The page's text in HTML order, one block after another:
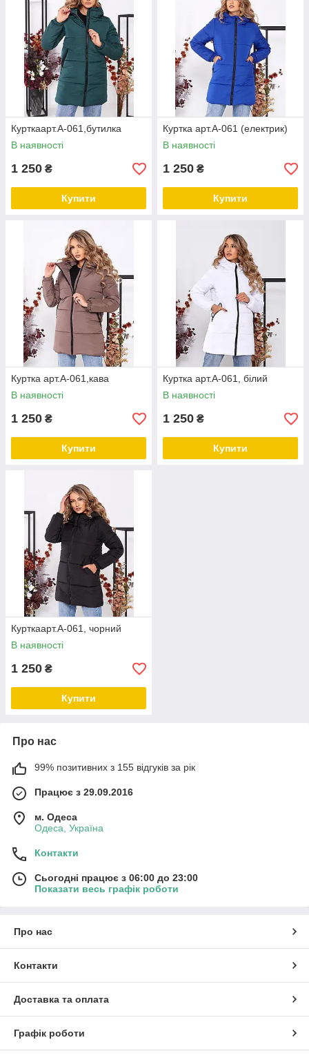
Курткаарт.А-061,бутилка
В наявності
1 250 ₴
Купити
Куртка арт.А-061 (електрик)
В наявності
1 250 ₴
Купити
Куртка арт.А-061,кава
В наявності
1 250 ₴
Купити
Куртка арт.А-061, білий
В наявності
1 250 ₴
Купити
Курткаарт.А-061, чорний
В наявності
1 250 ₴
Купити
Про нас
99% позитивних з 155 відгуків за рік
Працює з 29.09.2016
м. Одеса
Одеса, Україна
Контакти
Сьогодні працює з 06:00 до 23:00
Показати весь графік роботи
Про нас
Контакти
Доставка та оплата
Графік роботи